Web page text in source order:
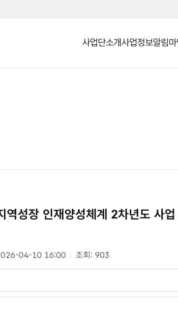
사업단소개사업정보알림
성장 인재양성체계 2차년도 사
04-10 16:00 조회: 903